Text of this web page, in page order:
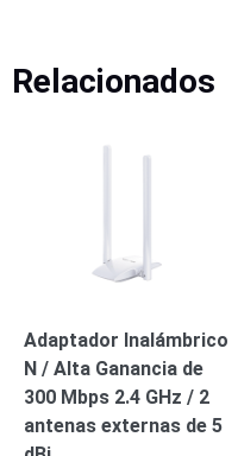
- TurboHD
Drones,
Industriales
Energía
de
ParedBaterías
de
AlimentaciónFuentes
Relacionados
Adaptador Inalámbrico
N / Alta Ganancia de
300 Mbps 2.4 GHz / 2
antenas externas de 5